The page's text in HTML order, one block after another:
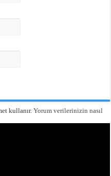
kullanır.Yorum verilerinizin nasıl